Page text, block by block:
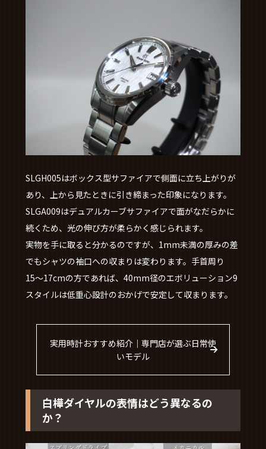
SLGH005はボックス型サファイアで側面に立ち上がりが
あり、上から見たときに引き締まった印象になります。
SLGA009はデュアルカーブサファイアで面がなだらかに
続くため、光の伸び方が柔らかく感じられます。
実物を手に取ると分かるのですが、1mm未満の厚みの差
でもシャツの袖口への収まりは変わります。手首周り
15〜17cmの方であれば、40mm径のエボリューション9
スタイルは低重心設計のおかげで安定して収まります。
実用時計おすすめ紹介｜専門店が選ぶ日常使
いモデル
白樺ダイヤルの表情はどう異なるの
か？